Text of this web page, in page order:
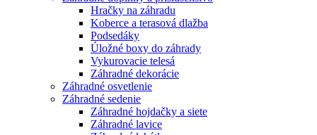
Hračky na záhradu
Koberce a terasová dlažba
Podsedáky
Úložné boxy do záhrady
Vykurovacie telesá
Záhradné dekorácie
Záhradné osvetlenie
Záhradné sedenie
Záhradné hojdačky a siete
Záhradné lavice